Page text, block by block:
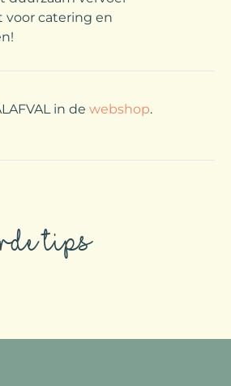
voor catering en
in de webshop.
tips